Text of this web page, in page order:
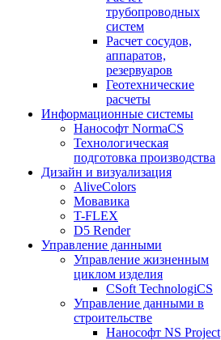
трубопроводных
систем
Расчет сосудов,
аппаратов,
резервуаров
Геотехнические
расчеты
Информационные системы
Нанософт NormaCS
Технологическая
подготовка производства
Дизайн и визуализация
AliveColors
Мовавика
T-FLEX
D5 Render
Управление данными
Управление жизненным
циклом изделия
CSoft TechnologiCS
Управление данными в
строительстве
Нанософт NS Project